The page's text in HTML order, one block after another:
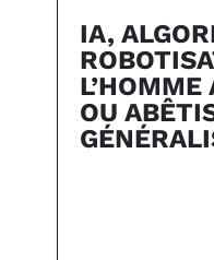
IA,
L’HOMME
OU